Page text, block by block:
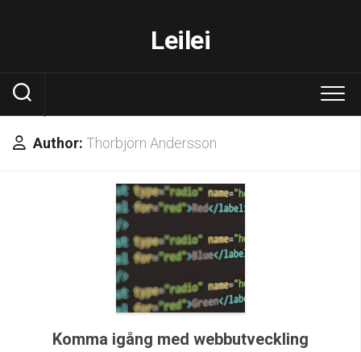
Leilei
Author: Thorbjörn Andersson
Komma igång med webbutveckling